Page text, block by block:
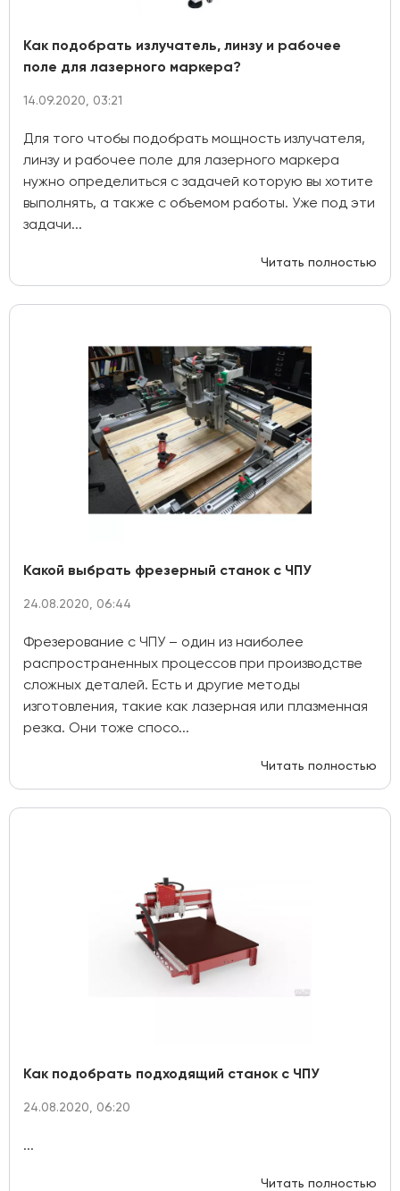
Как подобрать излучатель, линзу и рабочее
поле для лазерного маркера?
14.09.2020, 03:21
Для того чтобы подобрать мощность излучателя,
линзу и рабочее поле для лазерного маркера
нужно определиться с задачей которую вы хотите
выполнять, а также с объемом работы. Уже под эти
задачи...
Читать полностью
Какой выбрать фрезерный станок с ЧПУ
24.08.2020, 06:44
Фрезерование с ЧПУ – один из наиболее
распространенных процессов при производстве
сложных деталей. Есть и другие методы
изготовления, такие как лазерная или плазменная
резка. Они тоже спосо...
Читать полностью
Как подобрать подходящий станок с ЧПУ
24.08.2020, 06:20
...
Читать полностью